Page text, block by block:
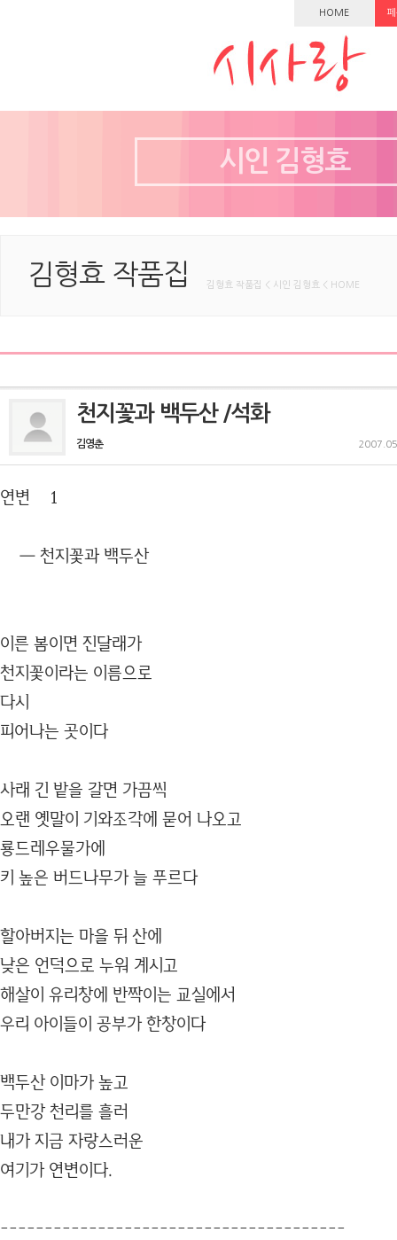
HOME
시인 김형효
김형효 작품집 김형효 작품집 < 시인 김형효 < HOME
천지꽃과 백두산 /석화
김영춘
연변 1
― 천지꽃과 백두산
이른 봄이면 진달래가
천지꽃이라는 이름으로
다시
피어나는 곳이다
사래 긴 밭을 갈면 가끔씩
오랜 옛말이 기와조각에 묻어 나오고
룡드레우물가에
키 높은 버드나무가 늘 푸르다
할아버지는 마을 뒤 산에
낮은 언덕으로 누워 계시고
해살이 유리창에 반짝이는 교실에서
우리 아이들이 공부가 한창이다
백두산 이마가 높고
두만강 천리를 흘러
내가 지금 자랑스러운
여기가 연변이다.
---------------------------------------